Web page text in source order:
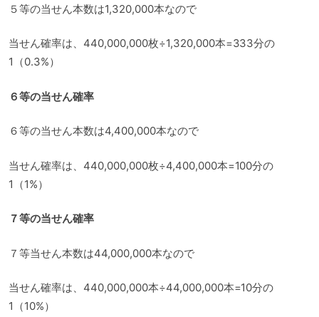
５等の当せん本数は1,320,000本なので
当せん確率は、440,000,000枚÷1,320,000本=333分の
1（0.3%）
６等の当せん確率
６等の当せん本数は4,400,000本なので
当せん確率は、440,000,000枚÷4,400,000本=100分の
1（1%）
７等の当せん確率
７等当せん本数は44,000,000本なので
当せん確率は、440,000,000本÷44,000,000本=10分の
1（10%）